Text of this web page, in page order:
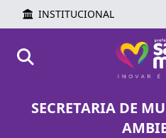
INSTITUCIONAL
SECRETARIA DE